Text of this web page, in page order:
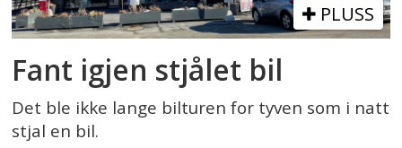
PLUSS
Fant igjen stjålet bil
Det ble ikke lange bilturen for tyven som i natt
stjal en bil.